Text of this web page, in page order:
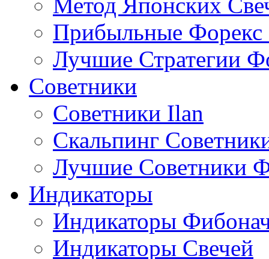
Прибыльные Форекс
Лучшие Стратегии
Советники
Советники Ilan
Скальпинг
Лучшие Советники
Индикаторы
Индикаторы
Индикаторы Свечей